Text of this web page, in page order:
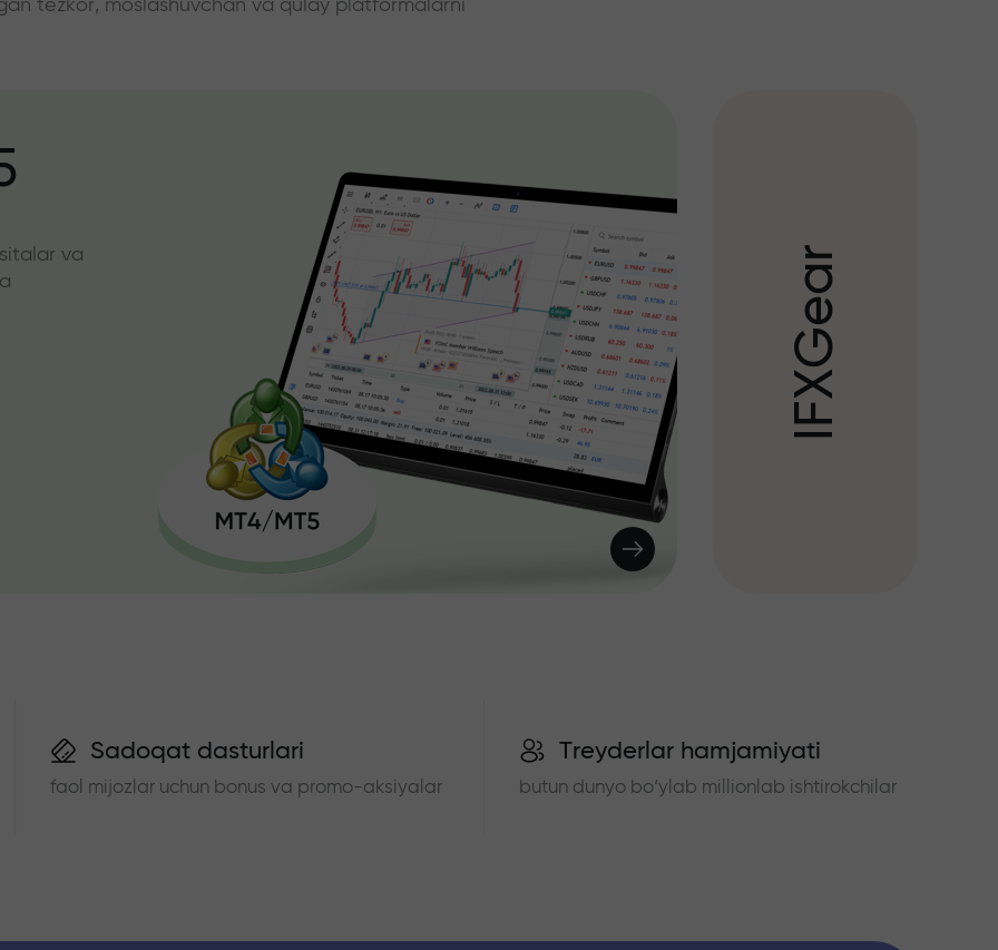
tezkor, moslashuvchan va qulay platformalarni
va
I
F
X
G
e
a
r
Sadoqat dasturlari
faol mijozlar uchun bonus va promo-aksiyalar
Treyderlar hamjamiyati
butun dunyo bo‘ylab millionlab ishtirokchilar